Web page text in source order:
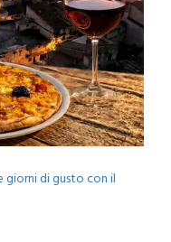
giorni di gusto con il